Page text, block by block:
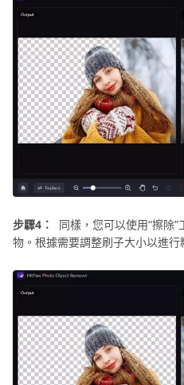
步驟4：
同樣，您可以使用“擦除
物。根據需要調整刷子大小以進行